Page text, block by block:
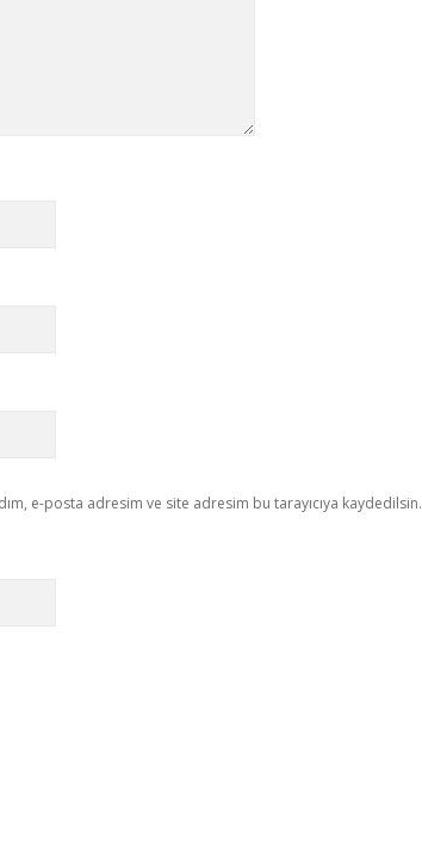
e-posta adresim ve site adresim bu tarayıcıya kaydedilsin.